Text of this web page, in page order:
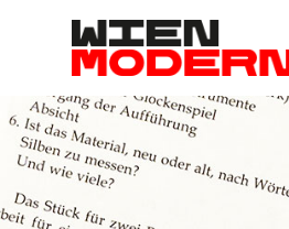
springen